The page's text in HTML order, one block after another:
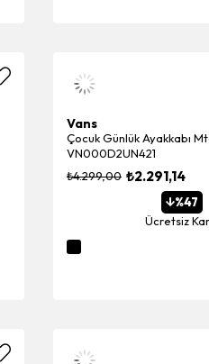
Vans
Çocuk Günlük Ayakkabı
VN000D2UN421
₺2.291,14
₺4.299,00
%47
Ücretsiz